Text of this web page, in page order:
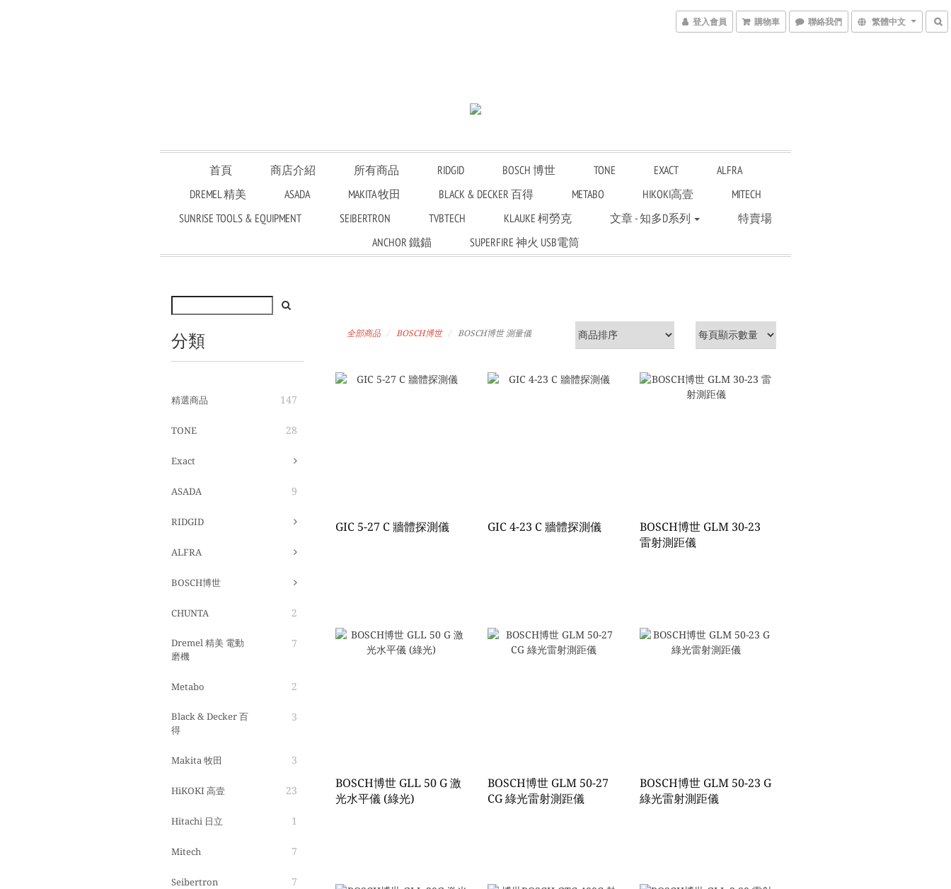
登入會員 購物車 聯絡我們 繁體中文
首頁 商店介紹 所有商品 RIDGID BOSCH 博世 TONE EXACT
ALFRA
DREMEL 精美
ASADA MAKITA 牧田 BLACK & DECKER 百得 METABO HIKOKI高壹
MITECH
SUNRISE TOOLS & EQUIPMENT
SEIBERTRON TVBTECH KLAUKE 柯勞克 文章 - 知多D系列
特賣場
ANCHOR 鐵錨
SUPERFIRE 神火 USB電筒
分類
精選商品 147
TONE 28
Exact
ASADA 9
RIDGID
ALFRA
BOSCH博世
CHUNTA 2
Dremel 精美 電動
磨機
7
Metabo 2
Black & Decker 百
得
3
Makita 牧田 3
HiKOKI 高壹 23
Hitachi 日立 1
Mitech 7
Seibertron 7
全部商品 BOSCH博世 BOSCH博世 測量儀
GIC 5-27 C 牆體探測儀 GIC 4-23 C 牆體探測儀
BOSCH博世 GLM 30-23
雷射測距儀
BOSCH博世 GLL 50 G 激
光水平儀 (綠光)
BOSCH博世 GLM 50-27
CG 綠光雷射測距儀
BOSCH博世 GLM 50-23 G
綠光雷射測距儀